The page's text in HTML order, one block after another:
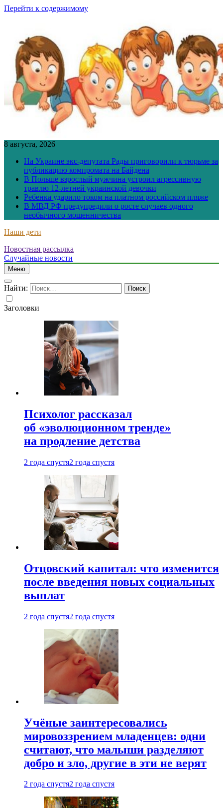
Перейти к содержимому
8 августа, 2026
На Украине экс-депутата Рады приговорили к тюрьме за
публикацию компромата на Байдена
В Польше взрослый мужчина устроил агрессивную
травлю 12-летней украинской девочки
Ребенка ударило током на платном российском пляже
В МВД РФ предупредили о росте случаев одного
необычного мошенничества
Наши дети
Новостная рассылка
Случайные новости
Меню
Найти:
Заголовки
Психолог рассказал
об «эволюционном тренде»
на продление детства
2 года спустя2 года спустя
Отцовский капитал: что изменится
после введения новых социальных
выплат
2 года спустя2 года спустя
Учёные заинтересовались
мировоззрением младенцев: одни
считают, что малыши разделяют
добро и зло, другие в эти не верят
2 года спустя2 года спустя